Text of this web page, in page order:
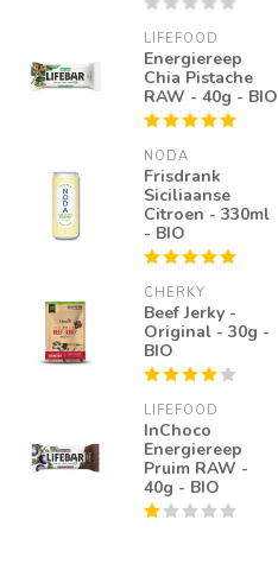
LIFEFOOD
Energiereep
Chia Pistache
RAW - 40g - BIO
NODA
Frisdrank
Siciliaanse
Citroen - 330ml
- BIO
CHERKY
Beef Jerky -
Original - 30g -
BIO
LIFEFOOD
InChoco
Energiereep
Pruim RAW -
40g - BIO